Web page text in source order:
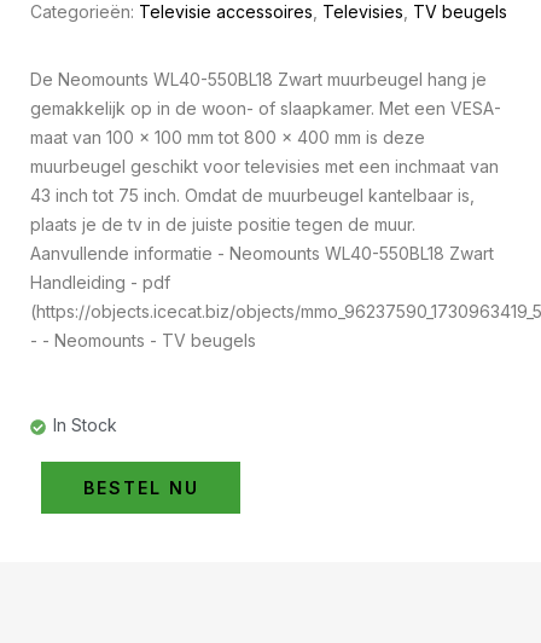
Categorieën: Televisie accessoires Televisies TV beugels
De Neomounts WL40-550BL18 Zwart muurbeugel hang je
gemakkelijk op in de woon- of slaapkamer. Met een VESA-
maat van 100 x 100 mm tot 800 x 400 mm is deze
muurbeugel geschikt voor televisies met een inchmaat van
43 inch tot 75 inch. Omdat de muurbeugel kantelbaar is,
plaats je de tv in de juiste positie tegen de muur.
Aanvullende informatie - Neomounts WL40-550BL18 Zwart
Handleiding - pdf
(https://objects.icecat.biz/objects/
- - Neomounts - TV beugels
In Stock
BESTEL NU